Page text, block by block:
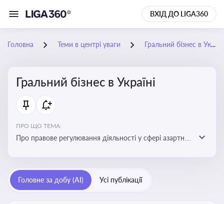
ВХІД ДО LIGA360
Головна Теми в центрі уваги Гральний бізнес в Україні
Гральний бізнес в Україні
ПРО ЩО ТЕМА:
Про правове регулювання діяльності у сфері азартних
реальні кейси
Головне за добу (AI) Усі публікації